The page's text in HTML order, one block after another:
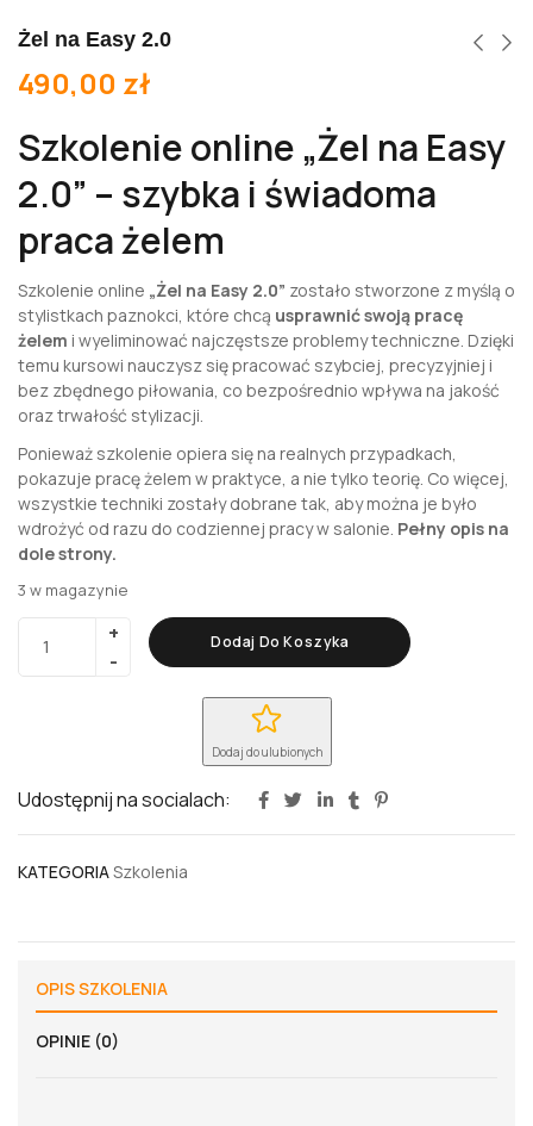
Żel na Easy 2.0
490,00 zł
Szkolenie online „Żel na Easy
2.0” – szybka i świadoma
praca żelem
Szkolenie online „Żel na Easy 2.0” zostało stworzone z myślą o
stylistkach paznokci, które chcą usprawnić swoją pracę
żelem i wyeliminować najczęstsze problemy techniczne. Dzięki
temu kursowi nauczysz się pracować szybciej, precyzyjniej i
bez zbędnego piłowania, co bezpośrednio wpływa na jakość
oraz trwałość stylizacji.
Ponieważ szkolenie opiera się na realnych przypadkach,
pokazuje pracę żelem w praktyce, a nie tylko teorię. Co więcej,
wszystkie techniki zostały dobrane tak, aby można je było
wdrożyć od razu do codziennej pracy w salonie. Pełny opis na
dole strony.
3 w magazynie
Dodaj Do Koszyka
Dodaj do ulubionych
Udostępnij na socialach:
KATEGORIASzkolenia
OPIS SZKOLENIA
OPINIE (0)